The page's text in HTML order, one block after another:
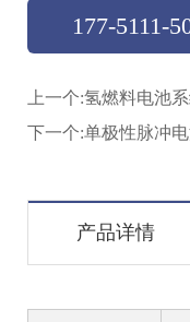
177-5111-
上一个:氢燃料电池
下一个:单极性脉冲
产品详情